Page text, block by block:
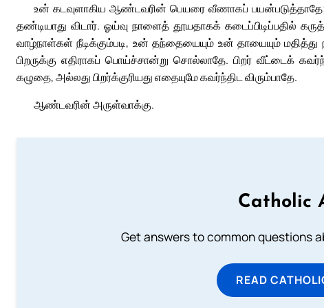
உன் கடவுளாகிய ஆண்டவரின் பெயரை வீணாகப்
தண்டியாது விடார். ஓய்வு நாளைத் தூயதாகக் கடைப்பிடிப்பதில்
வாழ்நாள்கள் நீடிக்கும்படி, உன் தந்தையையும் உன் தாயையும்
பிறருக்கு எதிராகப் பொய்ச்சான்று சொல்லாதே. பிறர் வீட்டைக்
கழுதை, அல்லது பிறர்க்குரியது எதையுமே கவர்ந்திட விரும்பாதே.
ஆண்டவரின் அருள்வாக்கு.
Catholic
Get answers to common questions
READ